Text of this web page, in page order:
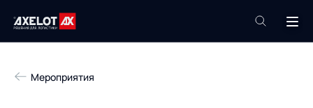
Техподдержка
Мероприятия